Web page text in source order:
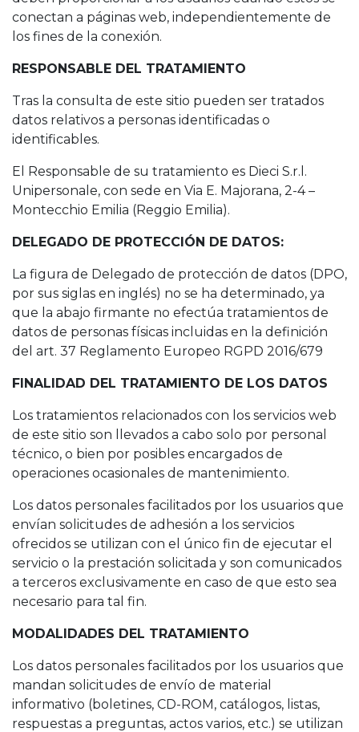
conectan a páginas web, independientemente de
los fines de la conexión.
RESPONSABLE DEL TRATAMIENTO
Tras la consulta de este sitio pueden ser tratados
datos relativos a personas identificadas o
identificables.
El Responsable de su tratamiento es Dieci S.r.l.
Unipersonale, con sede en Via E. Majorana, 2-4 –
Montecchio Emilia (Reggio Emilia).
DELEGADO DE PROTECCIÓN DE DATOS:
La figura de Delegado de protección de datos (DPO,
por sus siglas en inglés) no se ha determinado, ya
que la abajo firmante no efectúa tratamientos de
datos de personas físicas incluidas en la definición
del art. 37 Reglamento Europeo RGPD 2016/679
FINALIDAD DEL TRATAMIENTO DE LOS DATOS
Los tratamientos relacionados con los servicios web
de este sitio son llevados a cabo solo por personal
técnico, o bien por posibles encargados de
operaciones ocasionales de mantenimiento.
Los datos personales facilitados por los usuarios que
envían solicitudes de adhesión a los servicios
ofrecidos se utilizan con el único fin de ejecutar el
servicio o la prestación solicitada y son comunicados
a terceros exclusivamente en caso de que esto sea
necesario para tal fin.
MODALIDADES DEL TRATAMIENTO
Los datos personales facilitados por los usuarios que
mandan solicitudes de envío de material
informativo (boletines, CD-ROM, catálogos, listas,
respuestas a preguntas, actos varios, etc.) se utilizan